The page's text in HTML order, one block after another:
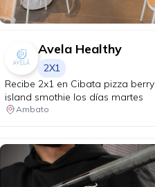
Avela Healthy
2X1
Recibe 2x1 en Cibata pizza berry
island smothie los días martes
Ambato